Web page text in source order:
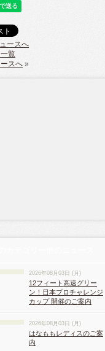
ースへ
覧
スへ »
2026年08月03日 (月)
12フィート高速グリー
ン！日本プロチャレンジ
カップ 開催のご案内
2026年08月03日 (月)
はなももレディスのご案
内